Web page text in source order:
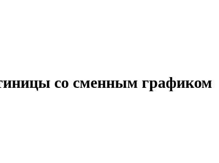
со сменным графиком